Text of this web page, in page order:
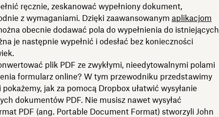
ręcznie, zeskanować wypełniony dokument,
z wymaganiami. Dzięki zaawansowanym aplikacjom
obecnie dodawać pola do wypełnienia do istniejących
je następnie wypełnić i odesłać bez konieczności
plik PDF ze zwykłymi, nieedytowalnymi polami
formularz online? W tym przewodniku przedstawimy
jak za pomocą Dropbox ułatwić wysyłanie
dokumentów PDF. Nie musisz nawet wysyłać
PDF (ang. Portable Document Format) stworzyli John